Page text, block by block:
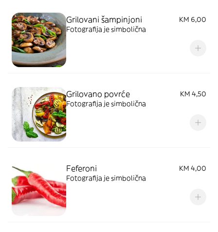
Grilovani šampinjoni
KM 6,00
Fotografija je simbolična
Grilovano povrće
KM 4,50
Fotografija je simbolična
Feferoni
KM 4,00
Fotografija je simbolična